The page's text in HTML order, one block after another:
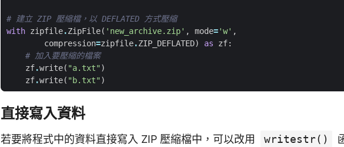
# 建立 ZIP 壓縮檔，以 DEFLATED 方式壓縮
with zipfile.ZipFile( 'new_archive.zip' , mode='w' ,
compression=zipfile.ZIP_DEFLATED) as zf:
# 加入要壓縮的檔案
zf.write( "a.txt")
zf.write( "b.txt")
直接寫入資料
若要將程式中的資料直接寫入 ZIP 壓縮檔中，可以改用 writestr()